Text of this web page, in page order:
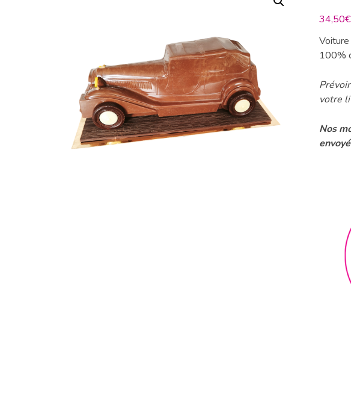
34,50€
100%
votre
Nos